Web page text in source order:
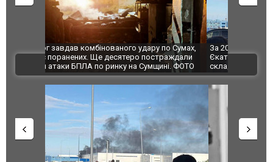
За 2000 кілометрів від кордону з Україною: в
Єкатеринбурзі після атаки дронів загорівся
склад Wildberries. ФОТО. ВІДЕО
"Мої
ВІДЕО